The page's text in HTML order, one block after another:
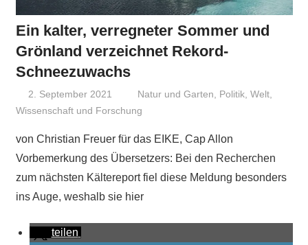
Ein kalter, verregneter Sommer und
Grönland verzeichnet Rekord-
Schneezuwachs
2. September 2021 Niki Vogt
Natur und Garten, Politik,Welt,
Wissenschaft und Forschung
von Christian Freuer für das EIKE, Cap Allon
Vorbemerkung des Übersetzers: Bei den Recherchen
zum nächsten Kältereport fiel diese Meldung besonders
ins Auge, weshalb sie hier
teilen